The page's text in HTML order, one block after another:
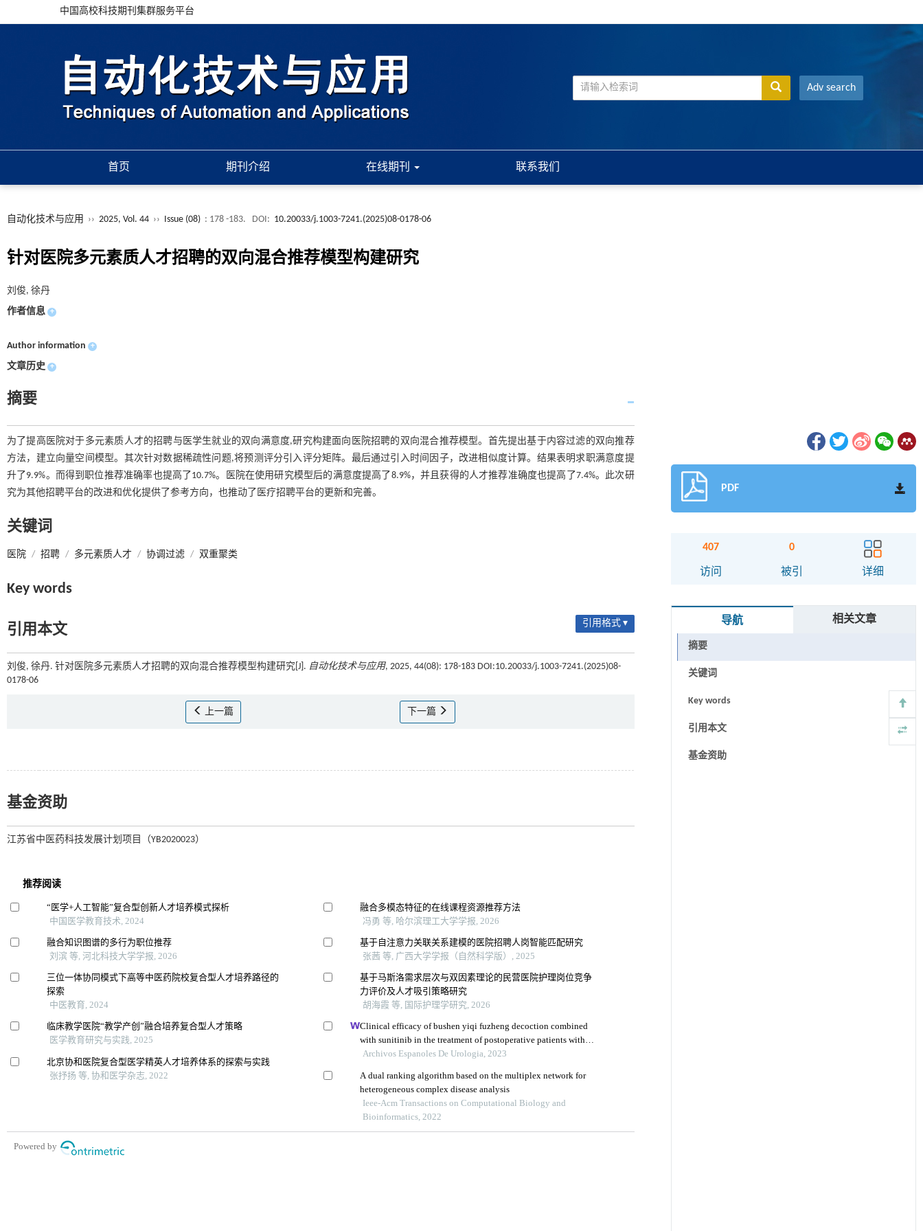
中国高校科技期刊集群服务平台
Adv search
首页 期刊介绍 在线期刊 联系我们
自动化技术与应用 ›› 2025, Vol. 44 ›› Issue (08) : 178 -183. DOI: 10.20033/j.1003-7241.(2025)08-0178-06
针对医院多元素质人才招聘的双向混合推荐模型构建研究
刘俊, 徐丹
作者信息 +
Author information +
文章历史 +
摘要
为了提高医院对于多元素质人才的招聘与医学生就业的双向满意度,研究构建面向医院招聘的双向混合推荐模型。首先提出基于内容过滤的双向推荐
方法，建立向量空间模型。其次针对数据稀疏性问题,将预测评分引入评分矩阵。最后通过引入时间因子，改进相似度计算。结果表明求职满意度提
升了9.9%。而得到职位推荐准确率也提高了10.7%。医院在使用研究模型后的满意度提高了8.9%，并且获得的人才推荐准确度也提高了7.4%。此次研
究为其他招聘平台的改进和优化提供了参考方向，也推动了医疗招聘平台的更新和完善。
关键词
医院 / 招聘 / 多元素质人才 / 协调过滤 / 双重聚类
Key words
引用本文 引用格式 ▾
刘俊, 徐丹. 针对医院多元素质人才招聘的双向混合推荐模型构建研究[J]. 自动化技术与应用, 2025, 44(08): 178-183 DOI:10.20033/j.1003-7241.(2025)08-
0178-06
上一篇 下一篇
基金资助
江苏省中医药科技发展计划项目（YB2020023）
PDF
407
访问
0
被引 详细
导航 相关文章
摘要
关键词
Key words
引用本文
基金资助